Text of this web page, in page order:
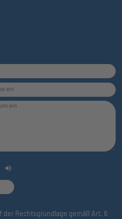
Rechtsgrundlage gemäß Art. 6